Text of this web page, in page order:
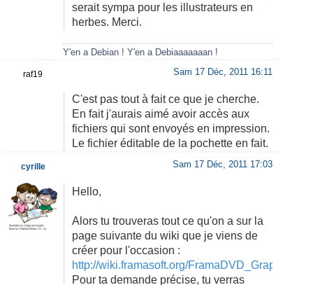
serait sympa pour les illustrateurs en
herbes. Merci.
Y'en a Debian ! Y'en a Debiaaaaaaan !
Sam 17 Déc, 2011 16:11
C'est pas tout à fait ce que je cherche.
En fait j'aurais aimé avoir accès aux
fichiers qui sont envoyés en impression.
Le fichier éditable de la pochette en fait.
raf19
Sam 17 Déc, 2011 17:03
Hello,
Alors tu trouveras tout ce qu'on a sur la
page suivante du wiki que je viens de
créer pour l'occasion :
http://wiki.framasoft.org/FramaDVD_Graphisme
Pour ta demande précise, tu verras
cyrille